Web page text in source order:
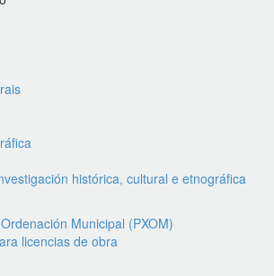
histórica, cultural e etnográfica
Municipal (PXOM)
licencias de obra